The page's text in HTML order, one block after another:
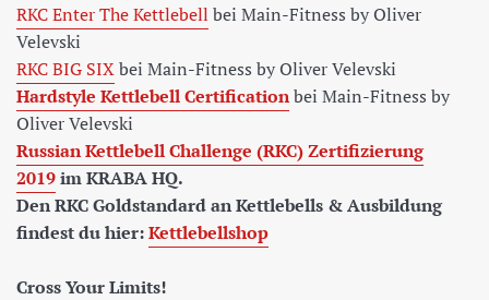
RKC Enter The Kettlebell bei Main-Fitness by Oliver
Velevski
RKC BIG SIXbei Main-Fitness by Oliver Velevski
Hardstyle Kettlebell Certificationbei Main-Fitness by
Oliver Velevski
Russian Kettlebell Challenge (RKC) Zertifizierung
2019im KRABA HQ.
Den RKC Goldstandard an Kettlebells & Ausbildung
findest du hier:Kettlebellshop
Cross Your Limits!